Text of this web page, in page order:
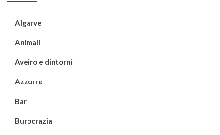
Algarve
Animali
Aveiro e dintorni
Azzorre
Bar
Burocrazia